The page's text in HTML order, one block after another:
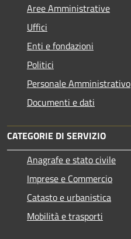
Aree Amministrative
Uffici
Enti e fondazioni
Politici
Personale Amministrativo
Documenti e dati
CATEGORIE DI SERVIZIO
Anagrafe e stato civile
Imprese e Commercio
Catasto e urbanistica
Mobilità e trasporti